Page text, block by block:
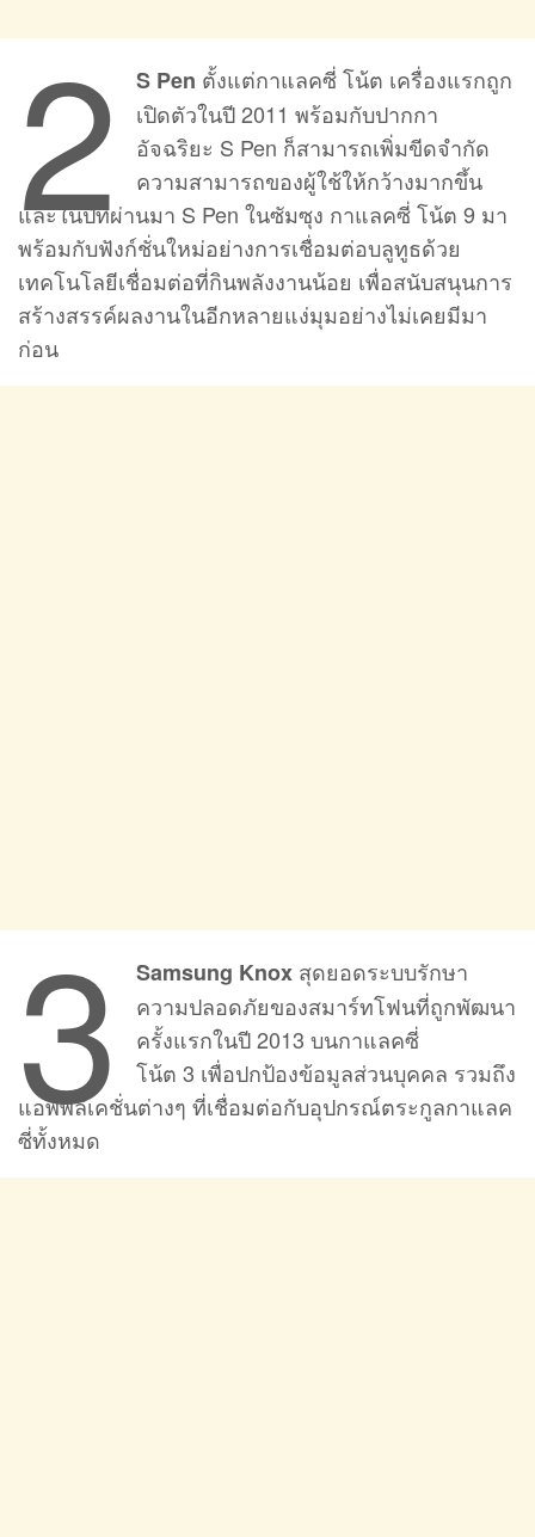
2 S Pen ตั้งแต่กาแลคซี่ โน้ต เครื่องแรกถูก
เปิดตัวในปี 2011 พร้อมกับปากกา
อัจฉริยะ S Pen ก็สามารถเพิ่มขีดจำกัด
ความสามารถของผู้ใช้ให้กว้างมากขึ้น
และในปีที่ผ่านมา S Pen ในซัมซุง กาแลคซี่ โน้ต 9 มา
พร้อมกับฟังก์ชั่นใหม่อย่างการเชื่อมต่อบลูทูธด้วย
เทคโนโลยีเชื่อมต่อที่กินพลังงานน้อย เพื่อสนับสนุนการ
สร้างสรรค์ผลงานในอีกหลายแง่มุมอย่างไม่เคยมีมา
ก่อน
3 Samsung Knox สุดยอดระบบรักษา
ความปลอดภัยของสมาร์ทโฟนที่ถูกพัฒนา
ครั้งแรกในปี 2013 บนกาแลคซี่
โน้ต 3 เพื่อปกป้องข้อมูลส่วนบุคคล รวมถึง
แอพพลิเคชั่นต่างๆ ที่เชื่อมต่อกับอุปกรณ์ตระกูลกาแลค
ซี่ทั้งหมด